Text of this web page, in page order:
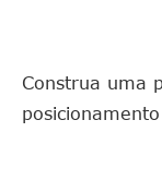
Construa uma